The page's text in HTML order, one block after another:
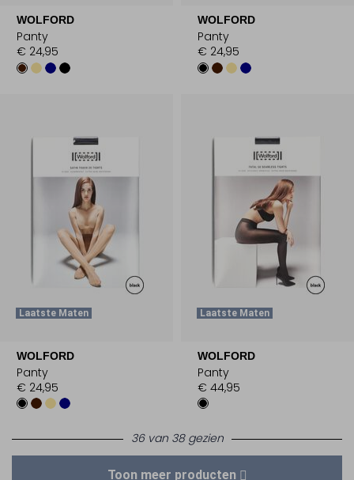
WOLFORD
Panty
€ 24,95
WOLFORD
Panty
€ 24,95
Laatste Maten
WOLFORD
Panty
€ 24,95
Laatste Maten
WOLFORD
Panty
€ 44,95
36 van 38 gezien
Toon meer producten